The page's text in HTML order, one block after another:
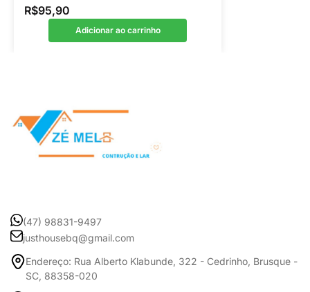
R$95,90
Adicionar ao carrinho
(47) 98831-9497
justhousebq@gmail.com
Endereço: Rua Alberto Klabunde, 322 - Cedrinho, Brusque -
SC, 88358-020